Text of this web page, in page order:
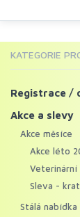
KATEGORIE
Registrace /
Akce a slevy
Akce měsíce
Akce léto
Veterinární
Sleva -
Stálá nabídka